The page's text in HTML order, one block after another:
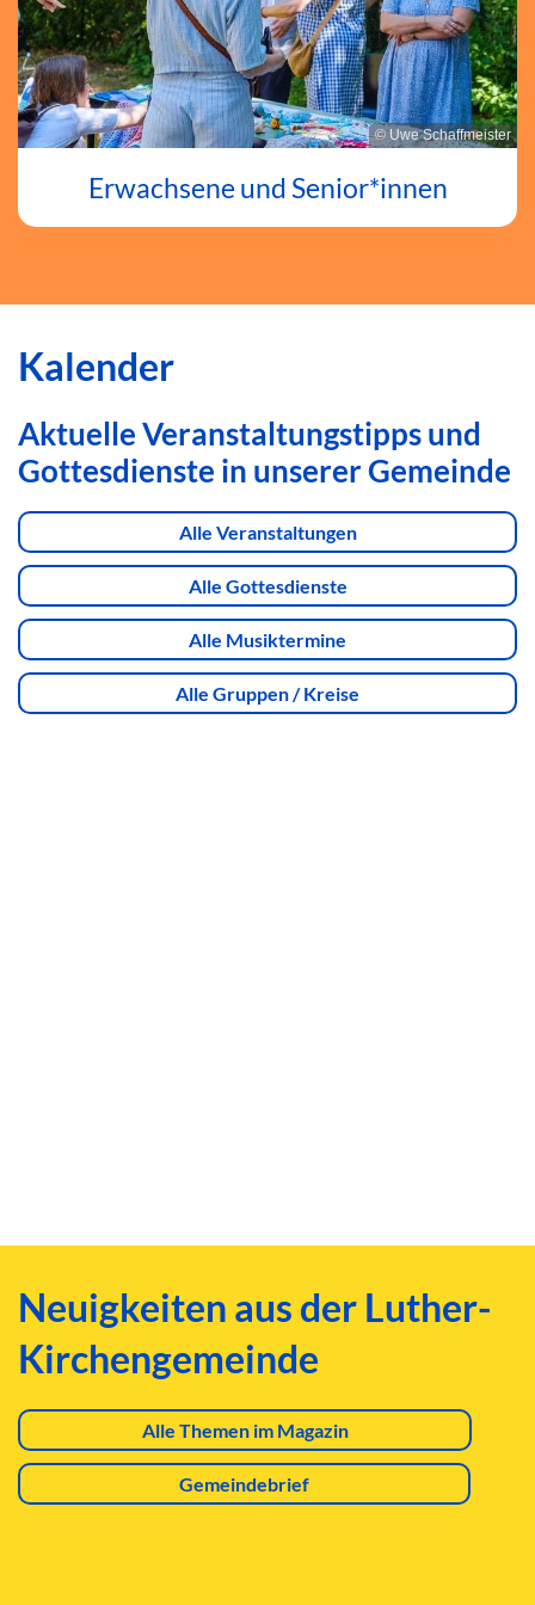
© Uwe Schaffmeister
Erwachsene und Senior*innen
Kalender
Aktuelle Veranstaltungstipps und
Gottesdienste in unserer Gemeinde
Alle Veranstaltungen
Alle Gottesdienste
Alle Musiktermine
Alle Gruppen / Kreise
Neuigkeiten aus der Luther-
Kirchengemeinde
Alle Themen im Magazin
Gemeindebrief